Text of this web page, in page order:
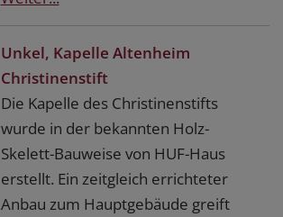
Unkel, Kapelle Altenheim
Christinenstift
Die Kapelle des Christinenstifts
wurde in der bekannten Holz-
Skelett-Bauweise von HUF-Haus
erstellt. Ein zeitgleich errichteter
Anbau zum Hauptgebäude greift